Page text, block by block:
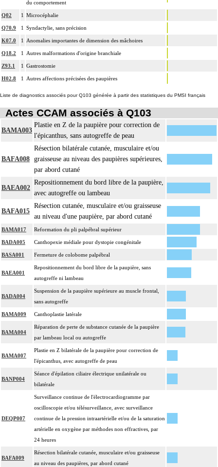
du comportement
Q02 1 Microcéphalie
Q70.9 1 Syndactylie, sans précision
K07.0 1 Anomalies importantes de dimension des mâchoires
Q18.2 1 Autres malformations d'origine branchiale
Z93.1 1 Gastrostomie
H02.8 1 Autres affections précisées des paupières
Liste de diagnostics associés pour Q103 générée à partir des statistiques du PMSI français
Actes CCAM associés à Q103
BAMA003
Plastie en Z de la paupière pour correction de
l'épicanthus, sans autogreffe de peau
BAFA008
Résection bilatérale cutanée, musculaire et/ou
graisseuse au niveau des paupières supérieures,
par abord cutané
BAEA002
Repositionnement du bord libre de la paupière,
avec autogreffe ou lambeau
BAFA015
Résection cutanée, musculaire et/ou graisseuse
au niveau d'une paupière, par abord cutané
BAMA017 Reformation du pli palpébral supérieur
BADA005 Canthopexie médiale pour dystopie congénitale
BASA001 Fermeture de colobome palpébral
BAEA001
Repositionnement du bord libre de la paupière, sans
autogreffe ni lambeau
BADA004
Suspension de la paupière supérieure au muscle frontal,
sans autogreffe
BAMA009 Canthoplastie latérale
BAMA004
Réparation de perte de substance cutanée de la paupière
par lambeau local ou autogreffe
BAMA007
Plastie en Z bilatérale de la paupière pour correction de
l'épicanthus, avec autogreffe de peau
BANP004
Séance d'épilation ciliaire électrique unilatérale ou
bilatérale
DEQP007
Surveillance continue de l'électrocardiogramme par
oscilloscopie et/ou télésurveillance, avec surveillance
continue de la pression intraartérielle et/ou de la saturation
artérielle en oxygène par méthodes non effractives, par
24 heures
BAFA009
Résection bilatérale cutanée, musculaire et/ou graisseuse
au niveau des paupières, par abord cutané